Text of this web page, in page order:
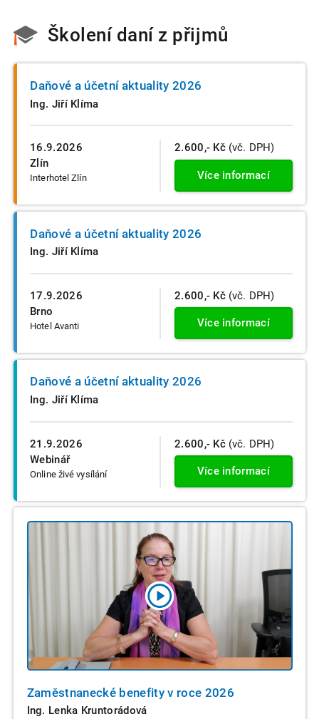
Školení daní z přijmů
16.9.2026
Zlín
Interhotel Zlín
Daňové a účetní aktuality 2026
Ing. Jiří Klíma
2.600,- Kč (vč. DPH)
Více informací
17.9.2026
Brno
Hotel Avanti
Daňové a účetní aktuality 2026
Ing. Jiří Klíma
2.600,- Kč (vč. DPH)
Více informací
21.9.2026
Webinář
Online živé vysílání
Daňové a účetní aktuality 2026
Ing. Jiří Klíma
2.600,- Kč (vč. DPH)
Více informací
Zaměstnanecké benefity v roce 2026
Ing. Lenka Kruntorádová